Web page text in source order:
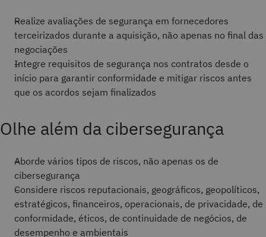
Realize avaliações de segurança em fornecedores
terceirizados durante a aquisição, não apenas no final das
negociações
Integre requisitos de segurança nos contratos desde o
início para garantir conformidade e mitigar riscos antes
que os acordos sejam finalizados
Olhe além da cibersegurança
Aborde vários tipos de riscos, não apenas os de
cibersegurança
Considere riscos reputacionais, geográficos, geopolíticos,
estratégicos, financeiros, operacionais, de privacidade, de
conformidade, éticos, de continuidade de negócios, de
desempenho e ambientais